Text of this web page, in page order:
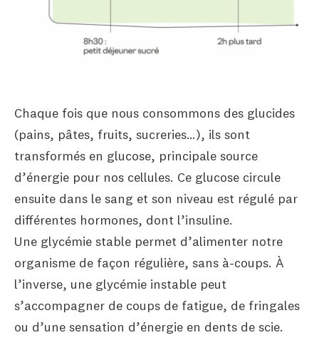
Chaque fois que nous consommons des glucides
(pains, pâtes, fruits, sucreries…), ils sont
transformés en glucose, principale source
d’énergie pour nos cellules. Ce glucose circule
ensuite dans le sang et son niveau est régulé par
différentes hormones, dont l’insuline.
Une glycémie stable permet d’alimenter notre
organisme de façon régulière, sans à-coups. À
l’inverse, une glycémie instable peut
s’accompagner de coups de fatigue, de fringales
ou d’une sensation d’énergie en dents de scie.